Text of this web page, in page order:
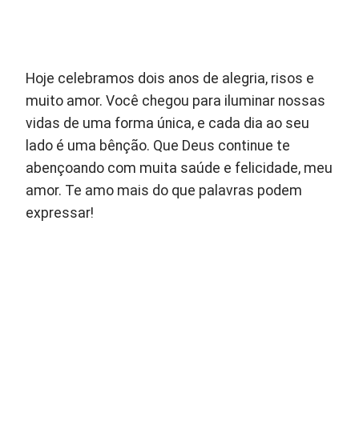
Hoje celebramos dois anos de alegria, risos e
muito amor. Você chegou para iluminar nossas
vidas de uma forma única, e cada dia ao seu
lado é uma bênção. Que Deus continue te
abençoando com muita saúde e felicidade, meu
amor. Te amo mais do que palavras podem
expressar!